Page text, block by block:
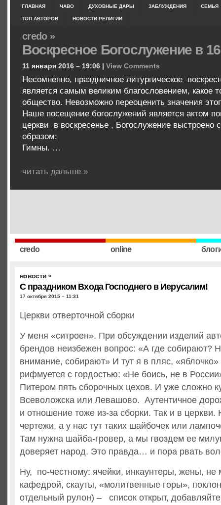
ГЛАВНАЯ ЧАВО ДУХОВНЫЕ ДАРЫ ЗАБЛУЖДЕНИЯ СЕМЬЯ
ТОП АВТОРОВ НОВОСТИ РЕЛИГИИ
credo »
Воскресное Богослужение в
11 января 2016 – 19:06 | View Comments
Несомненно, праздничное литургическое
является самым великим благословением, какое
общество. Невозможно переоценить значения
Наше посещение богослужений является актом
церкви в воскресенье , Богослужение
образом:
Гимны. …
читать дальше »
credo online
новости»
С праздником Входа Господнего в Иерусалим!
17 октября 2015 – 11:31
Церкви отверточной сборки
У меня «ситроен». При обсуждении изделий
брендов неизбежен вопрос: «А где собирают?
внимание, собирают» И тут я в пляс,
рифмуется с гордостью: «Не боись, не в
Питером пять сборочных цехов. И уже сложно
Всеволожска или Левашово. Аутентичное
и отношение тоже из-за сборки. Так и в
чертежи, а у нас тут таких шайбочек или
Там нужна шайба-гровер, а мы гвоздем ее
доверяет народ. Это правда… и пора рвать
Ну, по-честному: ячейки, инкаунтеры, жены, не
кафедрой, скауты, «молитвенные горы»,
отдельный рулон) – список открыт,